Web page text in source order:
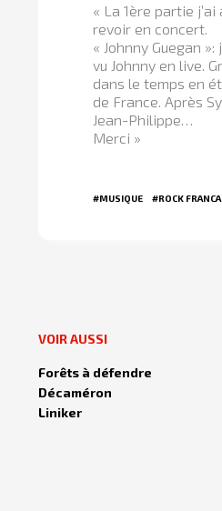
« La 1ère partie
revoir en concert.
« Johnny Guegan
vu Johnny en live.
dans le temps en
de France. Après
Jean-Philippe…
Merci »
#MUSIQUE #ROCK
VOIR AUSSI
Forêts à défendre
Décaméron
Liniker